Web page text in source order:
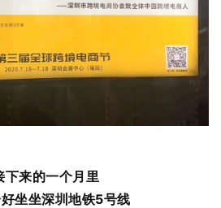
下来的一个月里
坐坐深圳地铁5号线